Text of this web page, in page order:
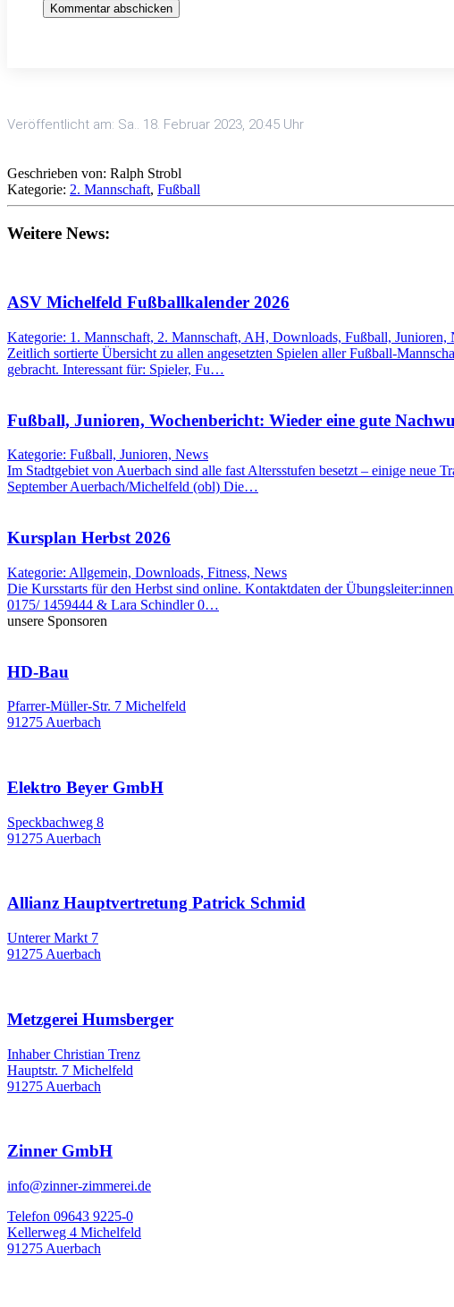
Kommentar abschicken
Veröffentlicht am: Sa.. 18. Februar 2023, 20:45 Uhr
Geschrieben von: Ralph Strobl
Kategorie: 2. Mannschaft, Fußball
Weitere News:
ASV Michelfeld Fußballkalender 2026
Kategorie: 1. Mannschaft, 2. Mannschaft, AH, Downloads, Fußball, Junioren,
Zeitlich sortierte Übersicht zu allen angesetzten Spielen aller Fußball-
gebracht. Interessant für: Spieler, Fu…
Fußball, Junioren, Wochenbericht: Wieder eine gute
Kategorie: Fußball, Junioren, News
Im Stadtgebiet von Auerbach sind alle fast Altersstufen besetzt – einige
September Auerbach/Michelfeld (obl) Die…
Kursplan Herbst 2026
Kategorie: Allgemein, Downloads, Fitness, News
Die Kursstarts für den Herbst sind online. Kontaktdaten der
0175/ 1459444 & Lara Schindler 0…
unsere Sponsoren
HD-Bau
Pfarrer-Müller-Str. 7 Michelfeld
91275 Auerbach
Elektro Beyer GmbH
Speckbachweg 8
91275 Auerbach
Allianz Hauptvertretung Patrick Schmid
Unterer Markt 7
91275 Auerbach
Metzgerei Humsberger
Inhaber Christian Trenz
Hauptstr. 7 Michelfeld
91275 Auerbach
Zinner GmbH
info@zinner-zimmerei.de
Telefon 09643 9225-0
Kellerweg 4 Michelfeld
91275 Auerbach